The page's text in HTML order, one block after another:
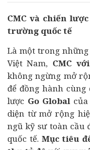
CMC và chiến lược
trường quốc tế
Là một trong
Việt Nam, CMC
không ngừng mở
để đồng hành cùng
lược Go Global
diện từ mở rộng
ngũ kỹ sư toàn cầu
quốc tế. Mục tiêu